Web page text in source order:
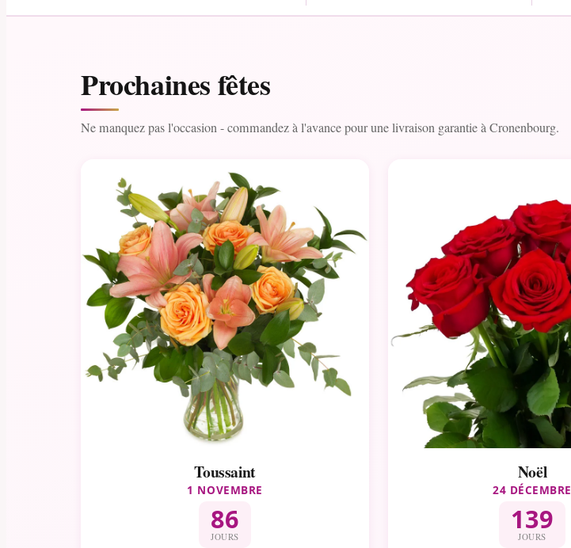
Prochaines fêtes
Ne manquez pas l'occasion - commandez à l'avance pour une livraison garantie à Cronenbourg.
Toussaint
1 NOVEMBRE
86
JOURS
Noël
24 DÉCEMBRE
139
JOURS